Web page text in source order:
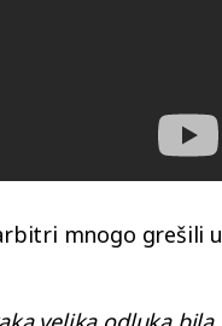
mnogo grešili u